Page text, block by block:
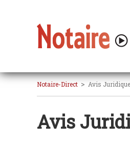
Notaire-Direct > Avis
Avis